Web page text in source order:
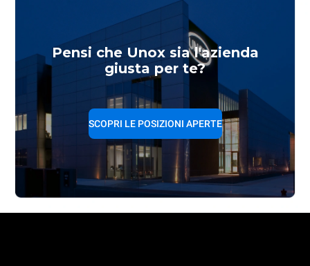
Pensi che Unox sia l'azienda
giusta per te?
SCOPRI LE POSIZIONI APERTE